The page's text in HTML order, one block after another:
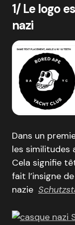
1/ Le logo
nazi
Dans un
les similitudes
Cela signifie
fait l’insigne
nazie